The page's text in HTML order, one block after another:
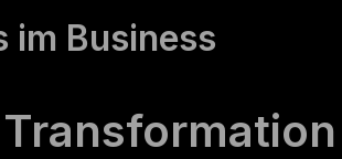
im Business